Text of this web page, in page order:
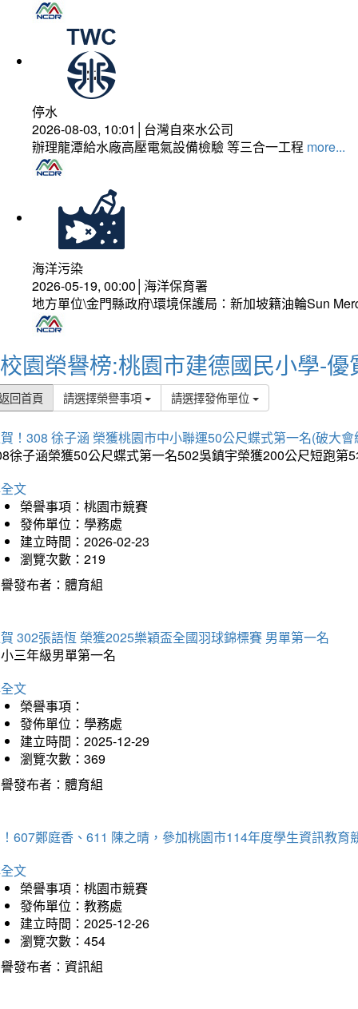
停水
2026-08-03, 10:01│台灣自來水公司
辦理龍潭給水廠高壓電氣設備檢驗 等三合一工程 more...
海洋污染
2026-05-19, 00:00│海洋保育署
地方單位\金門縣政府\環境保護局：新加坡籍油輪Sun
校園榮譽榜:桃園市建德國民小學-優
回首頁 請選擇榮譽事項 請選擇發佈單位
！308 徐子涵 榮獲桃園市中小聯運50公尺蝶式第一名(破大會
徐子涵榮獲50公尺蝶式第一名502吳鎮宇榮獲200公尺短跑
文
榮譽事項：桃園市競賽
發佈單位：學務處
建立時間：2026-02-23
瀏覽次數：219
發布者：體育組
302張語恆 榮獲2025樂穎盃全國羽球錦標賽 男單第一名
三年級男單第一名
文
榮譽事項：
發佈單位：學務處
建立時間：2025-12-29
瀏覽次數：369
發布者：體育組
607鄭庭香、611 陳之晴，參加桃園市114年度學生資訊教育
文
榮譽事項：桃園市競賽
發佈單位：教務處
建立時間：2025-12-26
瀏覽次數：454
發布者：資訊組